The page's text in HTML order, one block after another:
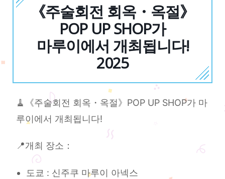
《주술회전 회옥・옥절》
POP UP SHOP가
마루이에서 개최됩니다!
2025
🧹《주술회전 회옥・옥절》POP UP SHOP가 마
루이에서 개최됩니다!
📍개최 장소：
도쿄 : 신주쿠 마루이 아넥스